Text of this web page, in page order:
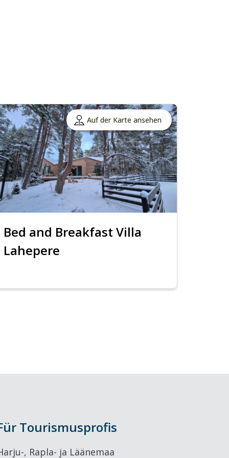
Auf der Karte ansehen
Bed and Breakfast Villa
Lahepere
Tourismusprofis
, Rapla- ja Läänemaa